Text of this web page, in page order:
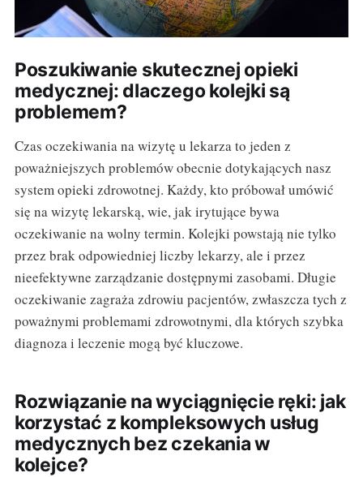
Poszukiwanie skutecznej opieki
medycznej: dlaczego kolejki są
problemem?
Czas oczekiwania na wizytę u lekarza to jeden z
poważniejszych problemów obecnie dotykających nasz
system opieki zdrowotnej. Każdy, kto próbował umówić
się na wizytę lekarską, wie, jak irytujące bywa
oczekiwanie na wolny termin. Kolejki powstają nie tylko
przez brak odpowiedniej liczby lekarzy, ale i przez
nieefektywne zarządzanie dostępnymi zasobami. Długie
oczekiwanie zagraża zdrowiu pacjentów, zwłaszcza tych z
poważnymi problemami zdrowotnymi, dla których szybka
diagnoza i leczenie mogą być kluczowe.
Rozwiązanie na wyciągnięcie ręki: jak
korzystać z kompleksowych usług
medycznych bez czekania w
kolejce?